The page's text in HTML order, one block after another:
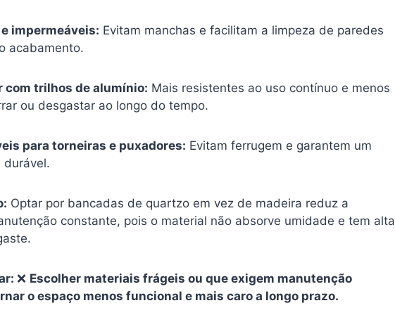
impermeáveis: Evitam manchas e facilitam a limpeza de paredes
acabamento.
com trilhos de alumínio: Mais resistentes ao uso contínuo e menos
ou desgastar ao longo do tempo.
para torneiras e puxadores: Evitam ferrugem e garantem um
durável.
Optar por bancadas de quartzo em vez de madeira reduz a
constante, pois o material não absorve umidade e tem alta
❌ Escolher materiais frágeis ou que exigem manutenção
o espaço menos funcional e mais caro a longo prazo.